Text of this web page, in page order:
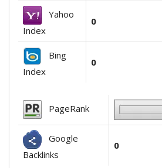
Yahoo
Index
0
Bing
Index
0
PageRank
Google
Backlinks
0